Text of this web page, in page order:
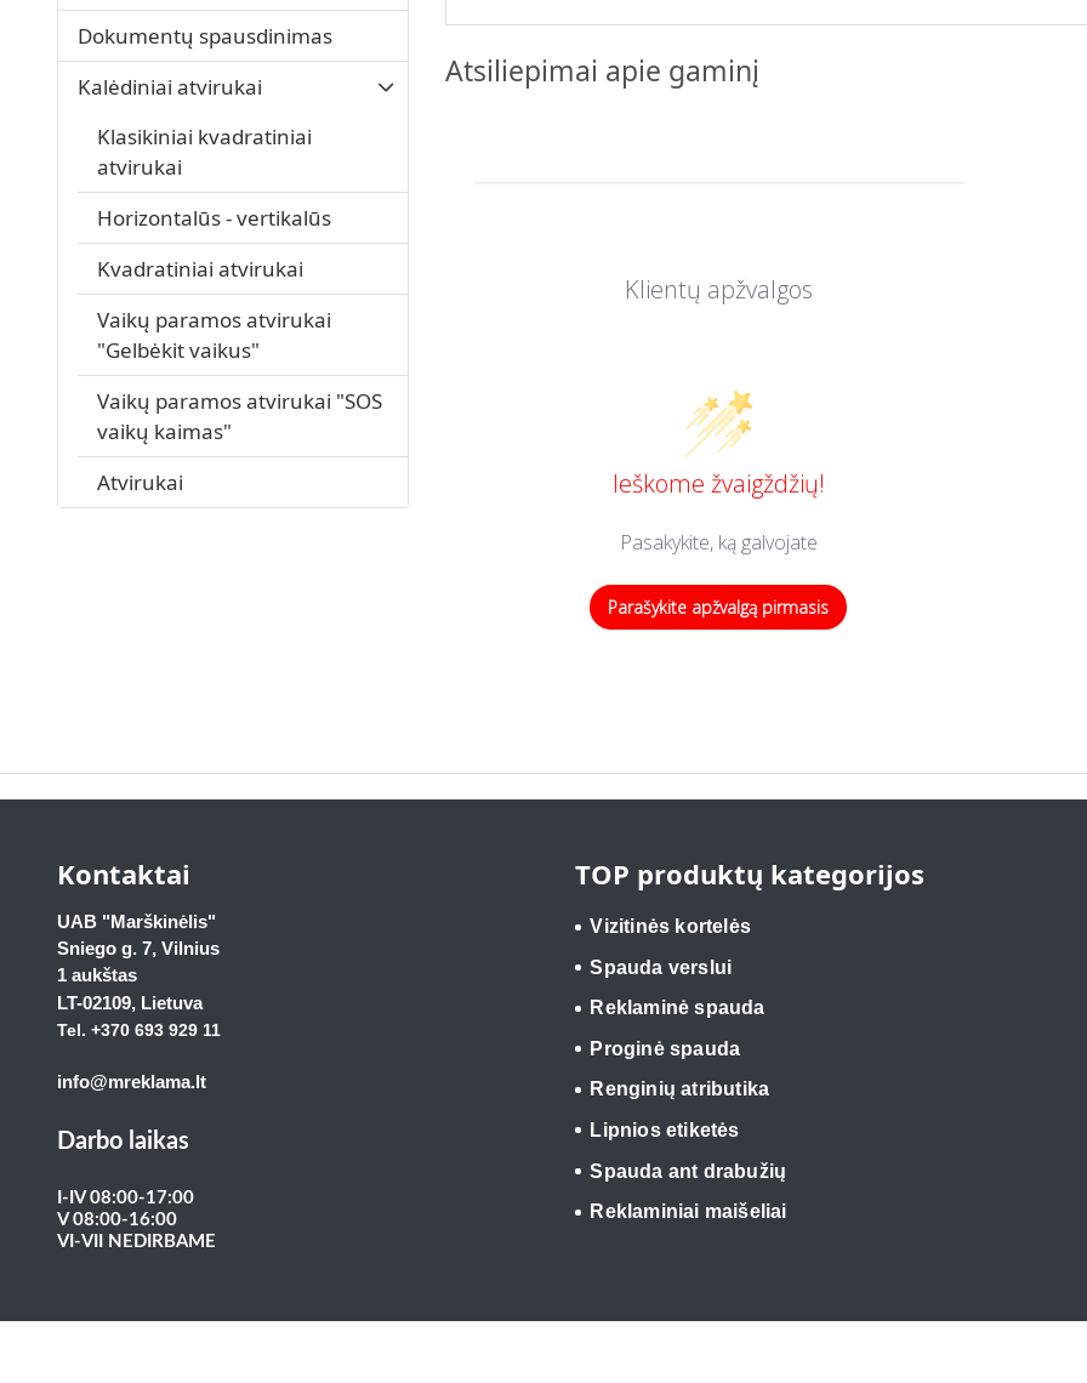
Dokumentų spausdinimas
Kalėdiniai atvirukai
Klasikiniai kvadratiniai
atvirukai
Horizontalūs - vertikalūs
Kvadratiniai atvirukai
Vaikų paramos atvirukai
"Gelbėkit vaikus"
Vaikų paramos atvirukai "SOS
vaikų kaimas"
Atvirukai
Atsiliepimai apie gaminį
Klientų apžvalgos
Ieškome žvaigždžių!
Pasakykite, ką galvojate
Parašykite apžvalgą pirmasis
Kontaktai
UAB "Marškinėlis"
Sniego g. 7, Vilnius
1 aukštas
LT-02109, Lietuva
Tel. +370 693 929 11
info@mreklama.lt
Darbo laikas
I-IV 08:00-17:00
V 08:00-16:00
VI-VII NEDIRBAME
TOP produktų kategorijos
Vizitinės kortelės
Spauda verslui
Reklaminė spauda
Proginė spauda
Renginių atributika
Lipnios etiketės
Spauda ant drabužių
Reklaminiai maišeliai